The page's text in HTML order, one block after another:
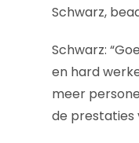
Schwarz,
Schwarz:
en hard
meer
de prestaties